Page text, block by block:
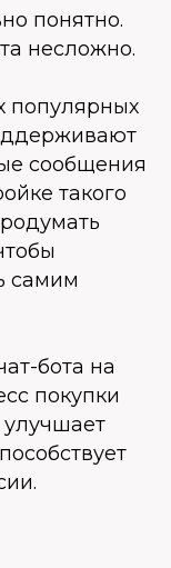
понятно.
несложно.
популярных
сообщения
такого
самим
бота на
покупки